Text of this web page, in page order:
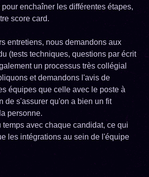
enchaîner les différentes étapes,
score card.
entretiens, nous demandons aux
(tests techniques, questions par écrit
un processus très collégial
et demandons l'avis de
équipes que celle avec le poste à
de s'assurer qu'on a bien un fit
personne.
temps avec chaque candidat, ce qui
les intégrations au sein de l'équipe